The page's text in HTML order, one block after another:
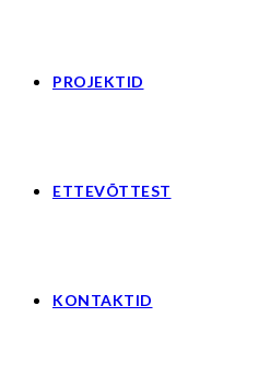
PROJEKTID
ETTEVÕTTEST
KONTAKTID